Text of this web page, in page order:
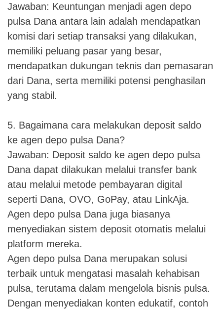
Jawaban: Keuntungan menjadi agen depo
pulsa Dana antara lain adalah mendapatkan
komisi dari setiap transaksi yang dilakukan,
memiliki peluang pasar yang besar,
mendapatkan dukungan teknis dan pemasaran
dari Dana, serta memiliki potensi penghasilan
yang stabil.
5. Bagaimana cara melakukan deposit saldo
ke agen depo pulsa Dana?
Jawaban: Deposit saldo ke agen depo pulsa
Dana dapat dilakukan melalui transfer bank
atau melalui metode pembayaran digital
seperti Dana, OVO, GoPay, atau LinkAja.
Agen depo pulsa Dana juga biasanya
menyediakan sistem deposit otomatis melalui
platform mereka.
Agen depo pulsa Dana merupakan solusi
terbaik untuk mengatasi masalah kehabisan
pulsa, terutama dalam mengelola bisnis pulsa.
Dengan menyediakan konten edukatif, contoh